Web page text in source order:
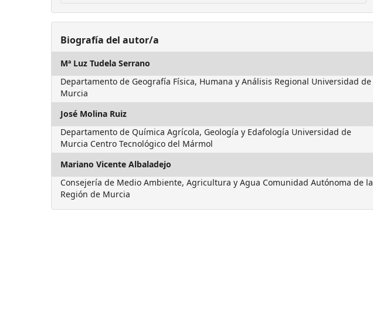
Biografía del autor/a
Mª Luz Tudela Serrano
Departamento de Geografía Física, Humana y Análisis Regional Universidad de
Murcia
José Molina Ruiz
Departamento de Química Agrícola, Geología y Edafología Universidad de
Murcia Centro Tecnológico del Mármol
Mariano Vicente Albaladejo
Consejería de Medio Ambiente, Agricultura y Agua Comunidad Autónoma de la
Región de Murcia